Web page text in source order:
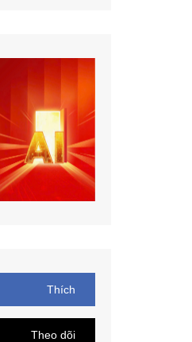
Thích
Theo dõi